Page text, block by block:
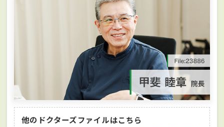
他のドクターズファイルはこちら